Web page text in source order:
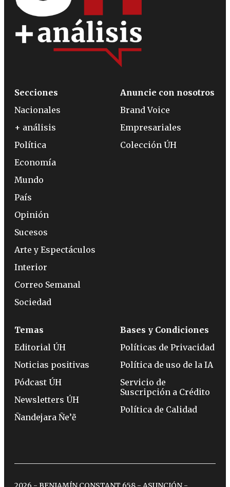
Secciones
Nacionales
+ análisis
Política
Economía
Mundo
País
Opinión
Sucesos
Arte y Espectáculos
Interior
Correo Semanal
Sociedad
Anuncie con nosotros
Brand Voice
Empresariales
Colección ÚH
Temas
Editorial ÚH
Noticias positivas
Pódcast ÚH
Newsletters ÚH
Ñandejara Ñe’ẽ
Bases y Condiciones
Políticas de Privacidad
Política de uso de la IA
Servicio de
Suscripción a Crédito
Política de Calidad